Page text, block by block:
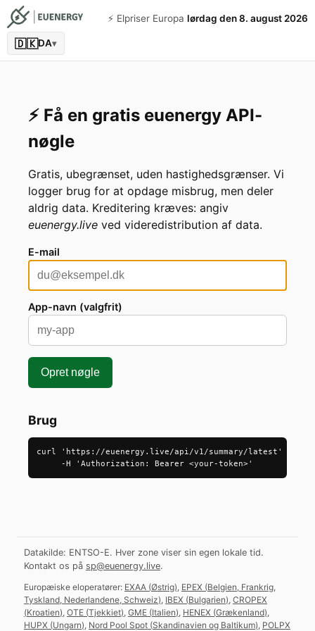
⚡️ Elpriser Europa lørdag den 8. august 2026
🇩🇰DA▾
⚡️ Få en gratis euenergy API-
nøgle
Gratis, ubegrænset, uden hastighedsgrænser. Vi
logger brug for at opdage misbrug, men deler
aldrig data. Kreditering kræves: angiv
euenergy.live ved videredistribution af data.
E-mail
App-navn (valgfrit)
Opret nøgle
Brug
curl 'https://euenergy.live/api/v1/summary/latest' \
     -H 'Authorization: Bearer <your-token>'
Datakilde: ENTSO-E. Hver zone viser sin egen lokale tid.
Kontakt os på sp@euenergy.live.
Europæiske eloperatører: EXAA (Østrig), EPEX (Belgien, Frankrig,
Tyskland, Nederlandene, Schweiz), IBEX (Bulgarien), CROPEX
(Kroatien), OTE (Tjekkiet), GME (Italien), HENEX (Grækenland),
HUPX (Ungarn), Nord Pool Spot (Skandinavien og Baltikum), POLPX